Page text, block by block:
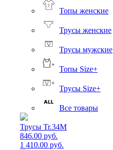
Топы женские
Трусы женские
Трусы мужские
Топы Size+
Трусы Size+
Все товары
Трусы Tr.34M
846.00 руб.
1 410.00 руб.